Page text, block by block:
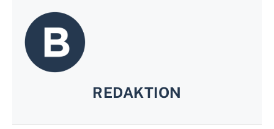
REDAKTION